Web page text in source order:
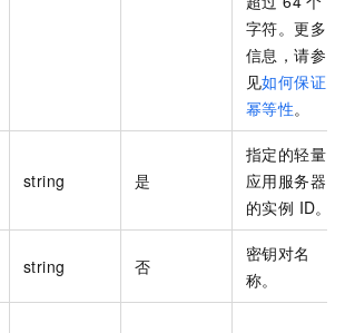
字符。更多
信息，请参
见如何保证
幂等性。
string 是
指定的轻量
应用服务器
的实例 ID。
string 否
密钥对名
称。